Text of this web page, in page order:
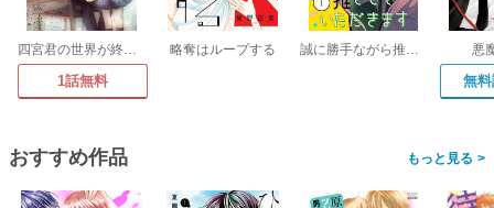
四宮君の世界が終わっても
1話無料
略奪はループする 誠に勝手ながら推させていただきます【合本版】 悪
無
おすすめ作品 >